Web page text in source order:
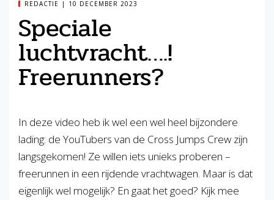
REDACTIE 10 DECEMBER 2023
Speciale
luchtvracht….!
Freerunners?
In deze video heb ik wel een wel heel bijzondere
lading: de YouTubers van de Cross Jumps Crew zijn
langsgekomen! Ze willen iets unieks proberen –
freerunnen in een rijdende vrachtwagen. Maar is dat
eigenlijk wel mogelijk? En gaat het goed? Kijk mee